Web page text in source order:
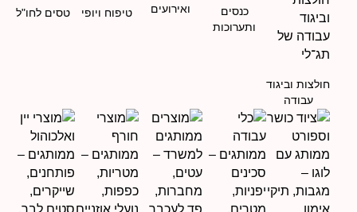
חולצות וביגוד
עבודה
כנסים
ותערוכות
ואירועים
טיפוח ויופי טסים לחו"ל